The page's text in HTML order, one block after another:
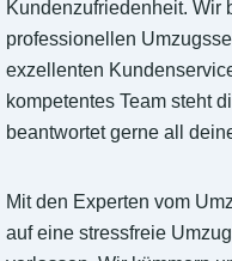
Kundenzufriedenheit. Wir
professionellen
exzellenten
kompetentes Team steht
beantwortet gerne all
Mit den Experten vom
auf eine stressfreie